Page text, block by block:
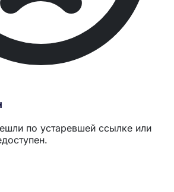
по устаревшей ссылке или